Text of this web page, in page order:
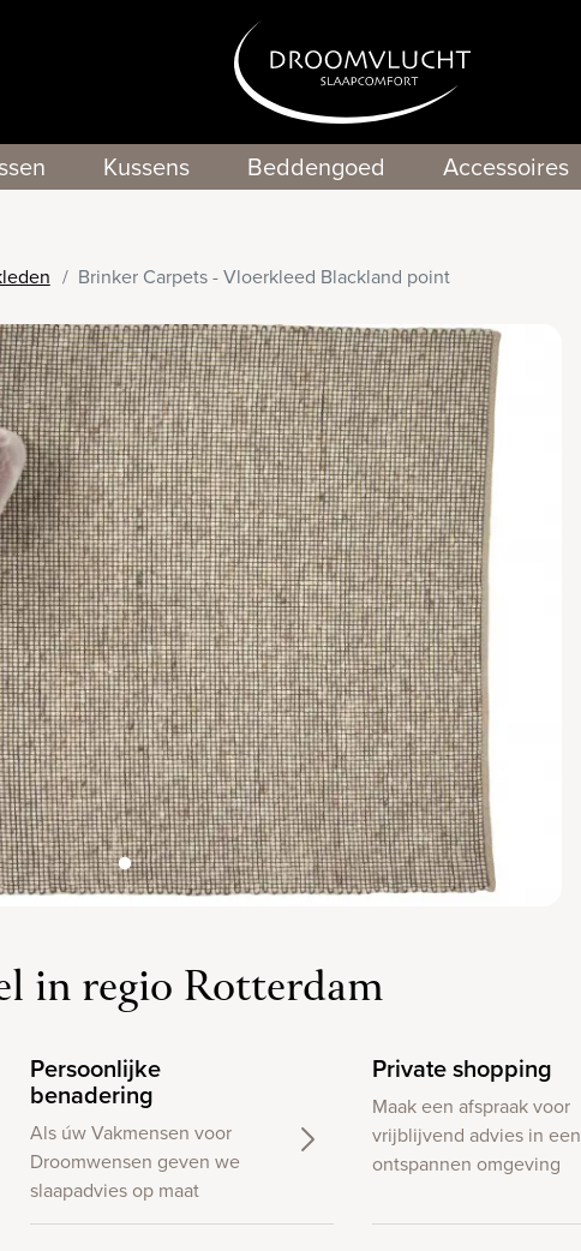
Kussens Beddengoed Accessoires
Brinker Carpets - Vloerkleed Blackland point
in regio Rotterdam
Persoonlijke
benadering
Als úw Vakmensen voor
Droomwensen geven we
slaapadvies op maat
Private shopping
Maak een afspraak voor
vrijblijvend advies in een
ontspannen omgeving